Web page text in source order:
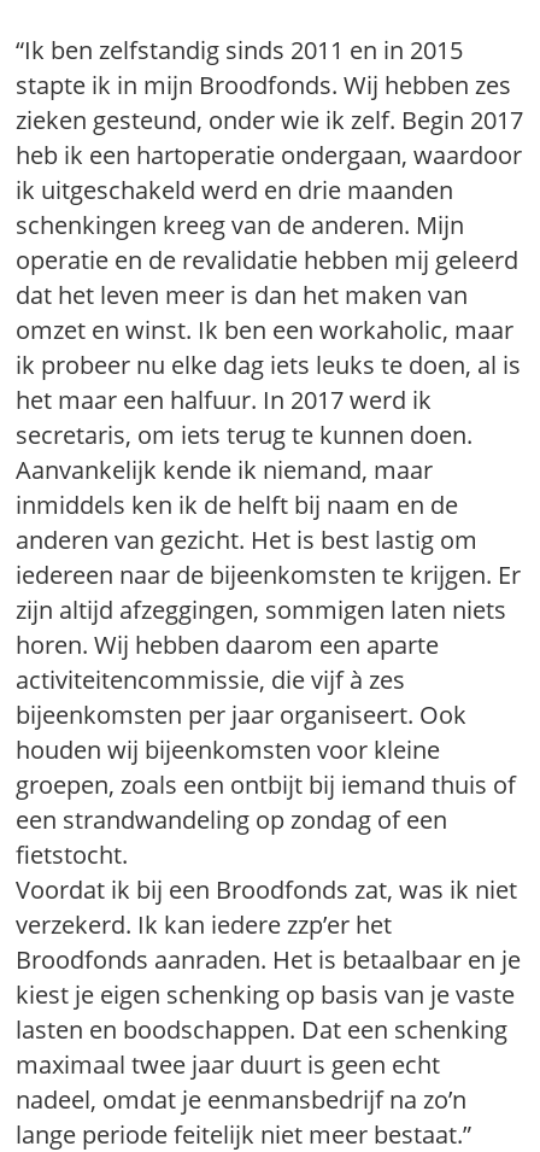
“Ik ben zelfstandig sinds 2011 en in 2015
stapte ik in mijn Broodfonds. Wij hebben zes
zieken gesteund, onder wie ik zelf. Begin 2017
heb ik een hartoperatie ondergaan, waardoor
ik uitgeschakeld werd en drie maanden
schenkingen kreeg van de anderen. Mijn
operatie en de revalidatie hebben mij geleerd
dat het leven meer is dan het maken van
omzet en winst. Ik ben een workaholic, maar
ik probeer nu elke dag iets leuks te doen, al is
het maar een halfuur. In 2017 werd ik
secretaris, om iets terug te kunnen doen.
Aanvankelijk kende ik niemand, maar
inmiddels ken ik de helft bij naam en de
anderen van gezicht. Het is best lastig om
iedereen naar de bijeenkomsten te krijgen. Er
zijn altijd afzeggingen, sommigen laten niets
horen. Wij hebben daarom een aparte
activiteitencommissie, die vijf à zes
bijeenkomsten per jaar organiseert. Ook
houden wij bijeenkomsten voor kleine
groepen, zoals een ontbijt bij iemand thuis of
een strandwandeling op zondag of een
fietstocht.
Voordat ik bij een Broodfonds zat, was ik niet
verzekerd. Ik kan iedere zzp’er het
Broodfonds aanraden. Het is betaalbaar en je
kiest je eigen schenking op basis van je vaste
lasten en boodschappen. Dat een schenking
maximaal twee jaar duurt is geen echt
nadeel, omdat je eenmansbedrijf na zo’n
lange periode feitelijk niet meer bestaat.”